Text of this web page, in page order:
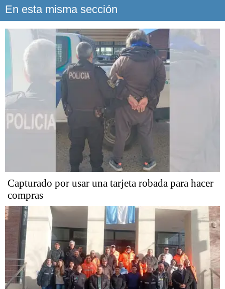
En esta misma sección
Capturado por usar una tarjeta robada para hacer
compras